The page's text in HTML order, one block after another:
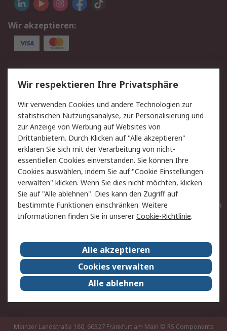
Wir akzeptieren:
Service
Value Added Services
Lieferlösungen
Rücksendungen
Kontakt
Hilfe
Privatkunden
Rechtliches
AGB
Datenschutz
Cookie-Richtlinie
Zahlungsbedingungen
Copyright/Impressum
Entsorgung
Elektrogeräte/Batterien
RS weltweit
Karriere bei RS
Nachhaltigkeit
Qualität/Umwelt/ZertifikatePresse-Center
Event-Center
Mainzer Landstraße 180, 60327 Frankfurt am Main © RS Components
Wir respektieren Ihre Privatsphäre
Wir verwenden Cookies und andere Technologien zur
statistischen Nutzungsanalyse, zur Personalisierung und
zur Anzeige von Werbung auf Websites von
Drittanbietern. Durch Klicken auf "Alle akzeptieren"
erklären Sie sich mit der Verarbeitung von nicht-
essentiellen Cookies einverstanden. Sie können Ihre
Cookies auswählen, indem Sie auf "Cookie Einstellungen
verwalten" klicken. Wenn Sie dies nicht möchten, klicken
Sie auf "Alle ablehnen". Dies kann den Zugriff auf
bestimmte Funktionen einschränken. Weitere
Informationen finden Sie in unsererCookie-Richtlinie.
Alle akzeptieren
Cookies verwalten
Alle ablehnen